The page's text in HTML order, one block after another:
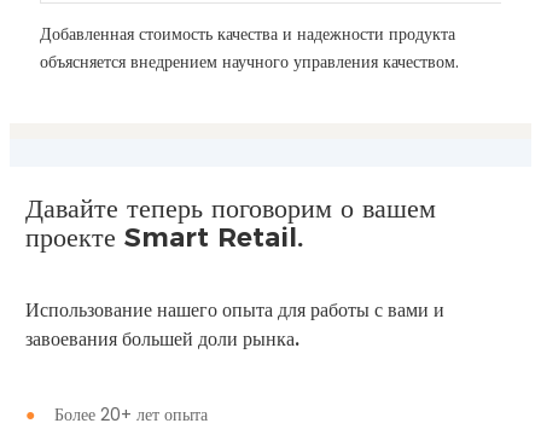
Добавленная стоимость качества и надежности продукта
объясняется внедрением научного управления качеством.
Давайте теперь поговорим о вашем
проекте Smart Retail.
Использование нашего опыта для работы с вами и
завоевания большей доли рынка.
●
Более 20+ лет опыта